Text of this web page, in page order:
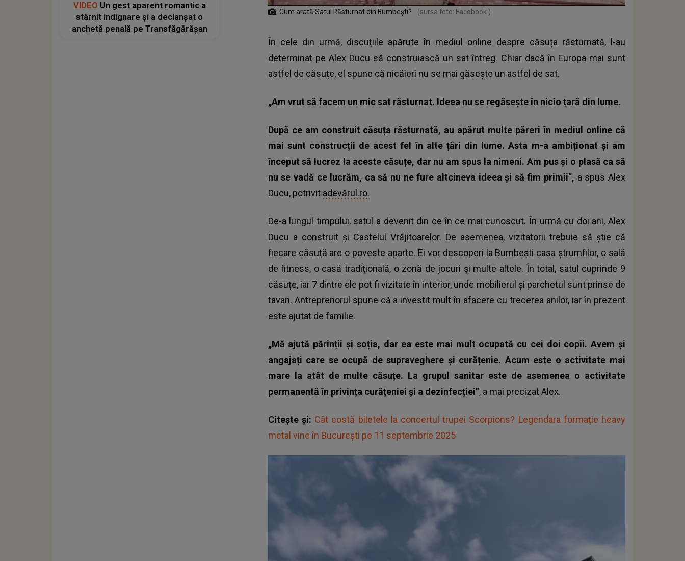
Cum arată Satul Răsturnat din Bumbești? (sursa foto: Facebook )
În cele din urmă, discuțiile apărute în mediul online despre căsuța răsturnată, l-au
determinat pe Alex Ducu să construiască un sat întreg. Chiar dacă în Europa mai sunt
astfel de căsuțe, el spune că nicăieri nu se mai găsește un astfel de sat.
„Am vrut să facem un mic sat răsturnat. Ideea nu se regăsește în nicio țară din lume.
După ce am construit căsuța răsturnată, au apărut multe păreri în mediul online că
mai sunt construcții de acest fel în alte țări din lume. Asta m-a ambiționat și am
început să lucrez la aceste căsuțe, dar nu am spus la nimeni. Am pus și o plasă ca să
nu se vadă ce lucrăm, ca să nu ne fure altcineva ideea și să fim primii“, a spus Alex
Ducu, potrivit adevărul.ro.
De-a lungul timpului, satul a devenit din ce în ce mai cunoscut. În urmă cu doi ani, Alex
Ducu a construit și Castelul Vrăjitoarelor. De asemenea, vizitatorii trebuie să știe că
fiecare căsuță are o poveste aparte. Ei vor descoperi la Bumbești casa ștrumfilor, o sală
de fitness, o casă tradițională, o zonă de jocuri și multe altele. În total, satul cuprinde 9
căsuțe, iar 7 dintre ele pot fi vizitate în interior, unde mobilierul și parchetul sunt prinse de
tavan. Antreprenorul spune că a investit mult în afacere cu trecerea anilor, iar în prezent
este ajutat de familie.
„Mă ajută părinții și soția, dar ea este mai mult ocupată cu cei doi copii. Avem și
angajați care se ocupă de supraveghere și curățenie. Acum este o activitate mai
mare la atât de multe căsuțe. La grupul sanitar este de asemenea o activitate
permanentă în privința curățeniei și a dezinfecției”, a mai precizat Alex.
Citește și: Cât costă biletele la concertul trupei Scorpions? Legendara formație heavy
metal vine în București pe 11 septembrie 2025
VIDEO Un gest aparent romantic a
stârnit indignare și a declanșat o
anchetă penală pe Transfăgărășan